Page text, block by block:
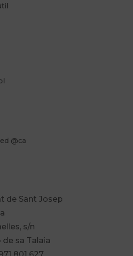
@ca
de Sant Josep
s/n
de sa Talaia